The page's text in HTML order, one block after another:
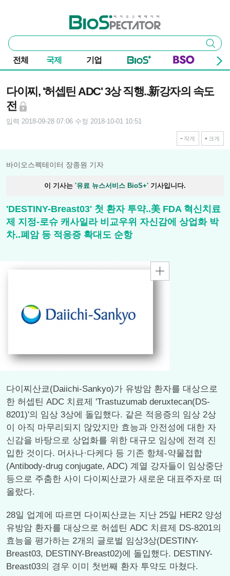
바이오스펙테이터
통
합
검
색
검색
전체 국제 기업
다이찌, '허셉틴 ADC' 3상 직행..新강자의 속도
전
입력 2018-09-28 07:06 수정 2018-10-01 10:51
작게 크게
바이오스펙테이터 장종원 기자
이 기사는 '유료 뉴스서비스 BioS+' 기사입니다.
'DESTINY-Breast03' 첫 환자 투약..美 FDA 혁신치료
제 지정-로슈 캐사일라 비교우위 자신감에 상업화 박
차..폐암 등 적응증 확대도 순항
다이찌산쿄(Daiichi-Sankyo)가 유방암 환자를 대상으로
한 허셉틴 ADC 치료제 'Trastuzumab deruxtecan(DS-
8201)'의 임상 3상에 돌입했다. 같은 적응증의 임상 2상
이 아직 마무리되지 않았지만 효능과 안전성에 대한 자
신감을 바탕으로 상업화를 위한 대규모 임상에 전격 진
입한 것이다. 머사나·다케다 등 기존 항체-약물접합
(Antibody-drug conjugate, ADC) 계열 강자들이 임상중단
등으로 주춤한 사이 다이찌산쿄가 새로운 대표주자로 떠
올랐다.
28일 업계에 따르면 다이찌산쿄는 지난 25일 HER2 양성
유방암 환자를 대상으로 허셉틴 ADC 치료제 DS-8201의
효능을 평가하는 2개의 글로벌 임상3상(DESTINY-
Breast03, DESTINY-Breast02)에 돌입했다. DESTINY-
Breast03의 경우 이미 첫번째 환자 투약도 마쳤다.